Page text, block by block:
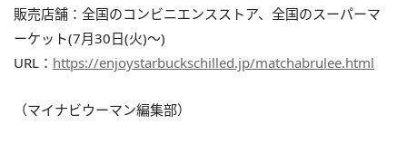
販売店舗：全国のコンビニエンスストア、全国のスーパーマ
ーケット(7月30日(火)〜)
URL： https://enjoystarbuckschilled.jp/matchabrulee.html
（マイナビウーマン編集部）